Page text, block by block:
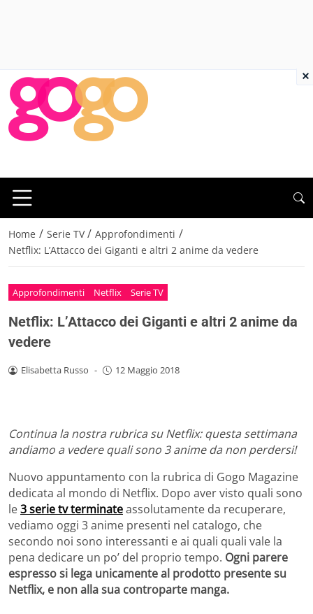
Home / Serie TV / Approfondimenti /
Netflix: L’Attacco dei Giganti e altri 2 anime da vedere
Approfondimenti Netflix Serie TV
Netflix: L’Attacco dei Giganti e altri 2 anime da
vedere
Elisabetta Russo - 12 Maggio 2018
Continua la nostra rubrica su Netflix: questa settimana
andiamo a vedere quali sono 3 anime da non perdersi!
Nuovo appuntamento con la rubrica di Gogo Magazine
dedicata al mondo di Netflix. Dopo aver visto quali sono
le3 serie tv terminateassolutamente da recuperare,
vediamo oggi 3 anime presenti nel catalogo, che
secondo noi sono interessanti e ai quali quali vale la
pena dedicare un po’ del proprio tempo. Ogni parere
espresso si lega unicamente al prodotto presente su
Netflix, e non alla sua controparte manga.
×